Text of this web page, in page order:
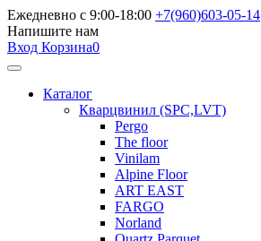
Ежедневно с 9:00-18:00 +7(960)603-05-14
Напишите нам
Вход Корзина0
Каталог
Кварцвинил (SPC,LVT)
Pergo
The floor
Vinilam
Alpine Floor
ART EAST
FARGO
Norland